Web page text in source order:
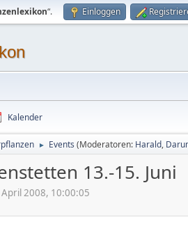
“. Einloggen
Kalender
► Events (Moderatoren: Harald,
13.-15. Juni
2008, 10:00:05